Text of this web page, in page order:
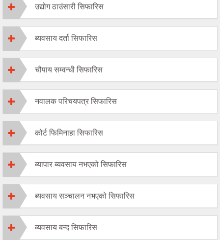
उद्योग ठाउंसारी सिफारिस
ब्यवसाय दर्ता सिफारिस
चौपाय सम्वन्धी सिफारिस
नवालक परिचयपत्र सिफारिस
कोर्ट फिमिनाहा सिफारिस
ब्यापार ब्यवसाय नभएको सिफारिस
ब्यवसाय सञ्चालन नभएको सिफारिस
ब्यवसाय बन्द सिफारिस